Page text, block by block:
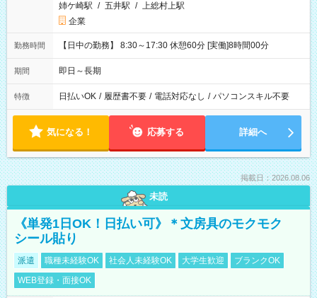
姉ケ崎駅 / 五井駅 / 上総村上駅
企業
勤務時間 【日中の勤務】 8:30～17:30 休憩60分 [実働]8時間00分
期間 即日～長期
特徴 日払いOK / 履歴書不要 / 電話対応なし / パソコンスキル不要
気になる！ 応募する 詳細へ
掲載日：2026.08.06
未読
《単発1日OK！日払い可》＊文房具のモクモク
シール貼り
派遣 職種未経験OK 社会人未経験OK 大学生歓迎
ブランクOK
WEB登録・面接OK